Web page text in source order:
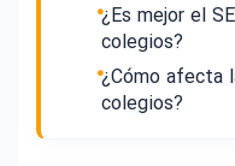
¿Es mejor el
colegios?
¿Cómo afecta
colegios?